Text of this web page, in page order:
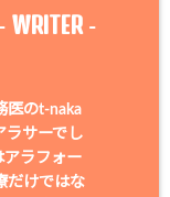
WRITER-
医のt-naka
ラサーでし
アラフォー
だけではな